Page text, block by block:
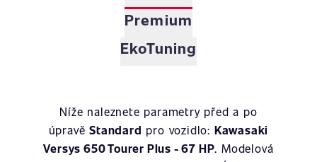
Premium
EkoTuning
Níže naleznete parametry před a po
úpravěStandard pro vozidlo: Kawasaki
Versys 650 Tourer Plus - 67 HP. Modelová